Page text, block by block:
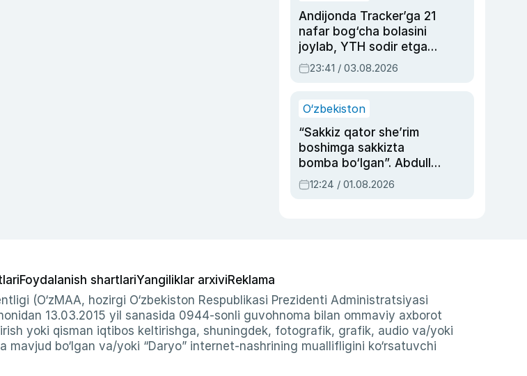
Andijonda Tracker’ga 21
nafar bog‘cha bolasini
joylab, YTH sodir etgan
ayolga sud hukmi o‘qildi
23:41 / 03.08.2026
O‘zbekiston
“Sakkiz qator she’rim
boshimga sakkizta
bomba bo‘lgan”. Abdulla
Oripovni siyosiy
ayblovlardan asrab
12:24 / 01.08.2026
Foydalanish shartlariYangiliklar arxiviReklama
(O‘zMAA, hozirgi O‘zbekiston Respublikasi Prezidenti Administratsiyasi
13.03.2015 yil sanasida 0944-sonli guvohnoma bilan ommaviy axborot
yoki qisman iqtibos keltirishga, shuningdek, fotografik, grafik, audio va/yoki
bo‘lgan va/yoki “Daryo” internet-nashrining muallifligini ko‘rsatuvchi